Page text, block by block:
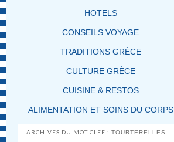
HOTELS
CONSEILS VOYAGE
TRADITIONS GRÈCE
CULTURE GRÈCE
CUISINE & RESTOS
ALIMENTATION ET SOINS DU CORPS
ARCHIVES DU MOT-CLEF :TOURTERELLES